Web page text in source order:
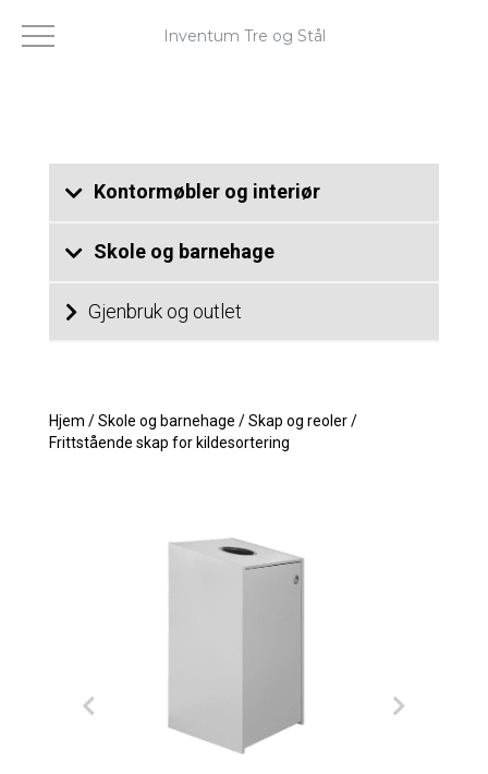
Kontormøbler og interiør
Skole og barnehage
Gjenbruk og outlet
Hjem / Skole og barnehage / Skap og reoler /
Frittstående skap for kildesortering
Inventum Tre og Stål